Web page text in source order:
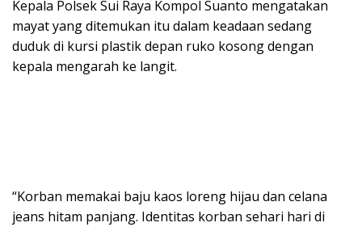
Kepala Polsek Sui Raya Kompol Suanto mengatakan
mayat yang ditemukan itu dalam keadaan sedang
duduk di kursi plastik depan ruko kosong dengan
kepala mengarah ke langit.
“Korban memakai baju kaos loreng hijau dan celana
jeans hitam panjang. Identitas korban sehari hari di